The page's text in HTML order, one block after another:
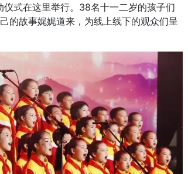
式在这里举行。38名十一二岁的孩子们
的故事娓娓道来，为线上线下的观众们呈